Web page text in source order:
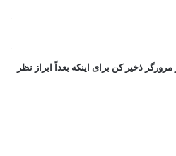
ذخیر کن برای اینکه بعداً ابراز نظر